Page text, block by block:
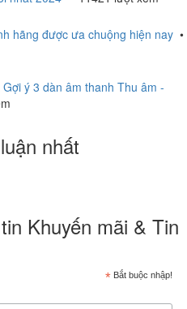
hãng được ưa chuộng hiện nay •
ý 3 dàn âm thanh Thu âm -
nhất
Khuyến mãi & Tin
* Bắt buộc nhập!